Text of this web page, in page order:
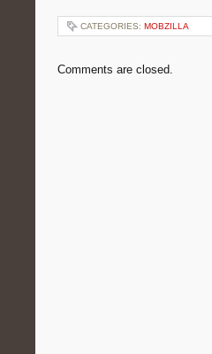
CATEGORIES: MOBZILLA
Comments are closed.